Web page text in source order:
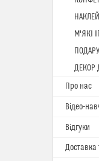
М'ЯКІ
ДЕКОР
Про нас
Відео-
Відгуки
Доставка